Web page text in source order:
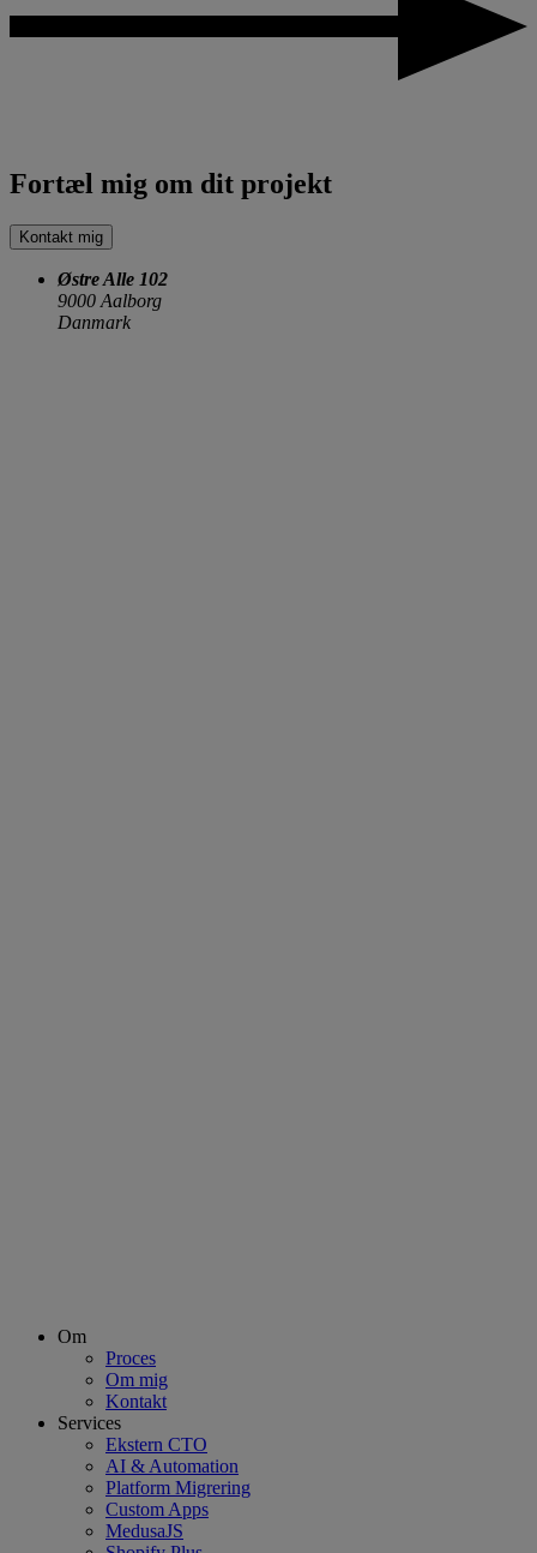
Fortæl mig om dit projekt
Kontakt mig
Østre Alle 102
9000 Aalborg
Danmark
Om
Proces
Om mig
Kontakt
Services
Ekstern CTO
AI & Automation
Platform Migrering
Custom Apps
MedusaJS